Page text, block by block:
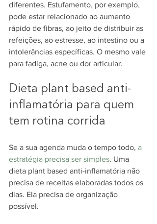
diferentes. Estufamento, por exemplo,
pode estar relacionado ao aumento
rápido de fibras, ao jeito de distribuir as
refeições, ao estresse, ao intestino ou a
intolerâncias específicas. O mesmo vale
para fadiga, acne ou dor articular.
Dieta plant based anti-
inflamatória para quem
tem rotina corrida
Se a sua agenda muda o tempo todo, a
estratégia precisa ser simples. Uma
dieta plant based anti-inflamatória não
precisa de receitas elaboradas todos os
dias. Ela precisa de organização
possível.